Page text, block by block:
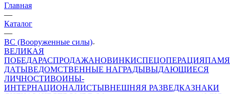
Главная
—
Каталог
—
ВС (Вооруженные силы)
ВЕЛИКАЯ
ПОБЕДАРАСПРОДАЖАНОВИНКИСПЕЦОПЕРАЦИЯ
ДАТЫВЕДОМСТВЕННЫЕ НАГРАДЫВЫДАЮЩИЕСЯ
ЛИЧНОСТИВОИНЫ-
ИНТЕРНАЦИОНАЛИСТЫВНЕШНЯЯ РАЗВЕДКАЗНАКИ